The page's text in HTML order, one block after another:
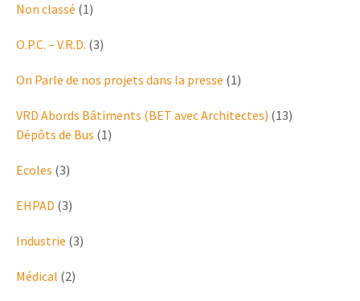
Non classé (1)
O.P.C. – V.R.D. (3)
On Parle de nos projets dans la presse (1)
VRD Abords Bâtiments (BET avec Architectes) (13)
Dépôts de Bus (1)
Ecoles (3)
EHPAD (3)
Industrie (3)
Médical (2)